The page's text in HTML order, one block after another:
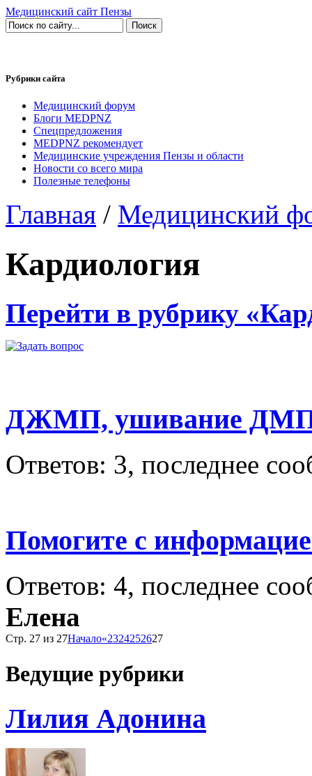
Медицинский сайт Пензы
Рубрики сайта
Медицинский форум
Блоги MEDPNZ
Спецпредложения
MEDPNZ рекомендует
Медицинские учреждения Пензы и области
Новости со всего мира
Полезные телефоны
Главная / Медицинский
Кардиология
Перейти в рубрику
ДЖМП, ушивание
Ответов: 3, последнее
Помогите с
Ответов: 4, последнее
Елена
Стр. 27 из 27Начало«2324252627
Ведущие рубрики
Лилия Адонина